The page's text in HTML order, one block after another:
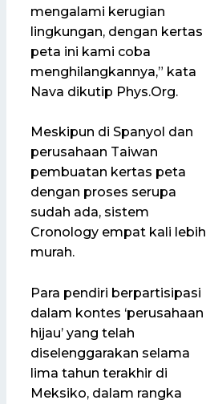
mengalami kerugian
lingkungan, dengan kertas
peta ini kami coba
menghilangkannya,” kata
Nava dikutip Phys.Org.
Meskipun di Spanyol dan
perusahaan Taiwan
pembuatan kertas peta
dengan proses serupa
sudah ada, sistem
Cronology empat kali lebih
murah.
Para pendiri berpartisipasi
dalam kontes ‘perusahaan
hijau’ yang telah
diselenggarakan selama
lima tahun terakhir di
Meksiko, dalam rangka